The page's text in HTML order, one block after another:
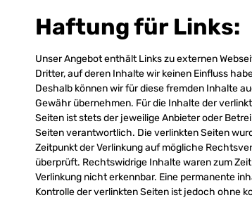
Haftung für Links:
Unser Angebot enthält Links zu externen
Dritter, auf deren Inhalte wir keinen Einfluss
Deshalb können wir für diese fremden Inhalte
Gewähr übernehmen. Für die Inhalte der
Seiten ist stets der jeweilige Anbieter oder
Seiten verantwortlich. Die verlinkten Seiten
Zeitpunkt der Verlinkung auf mögliche
überprüft. Rechtswidrige Inhalte waren zum
Verlinkung nicht erkennbar. Eine permanente
Kontrolle der verlinkten Seiten ist jedoch ohne